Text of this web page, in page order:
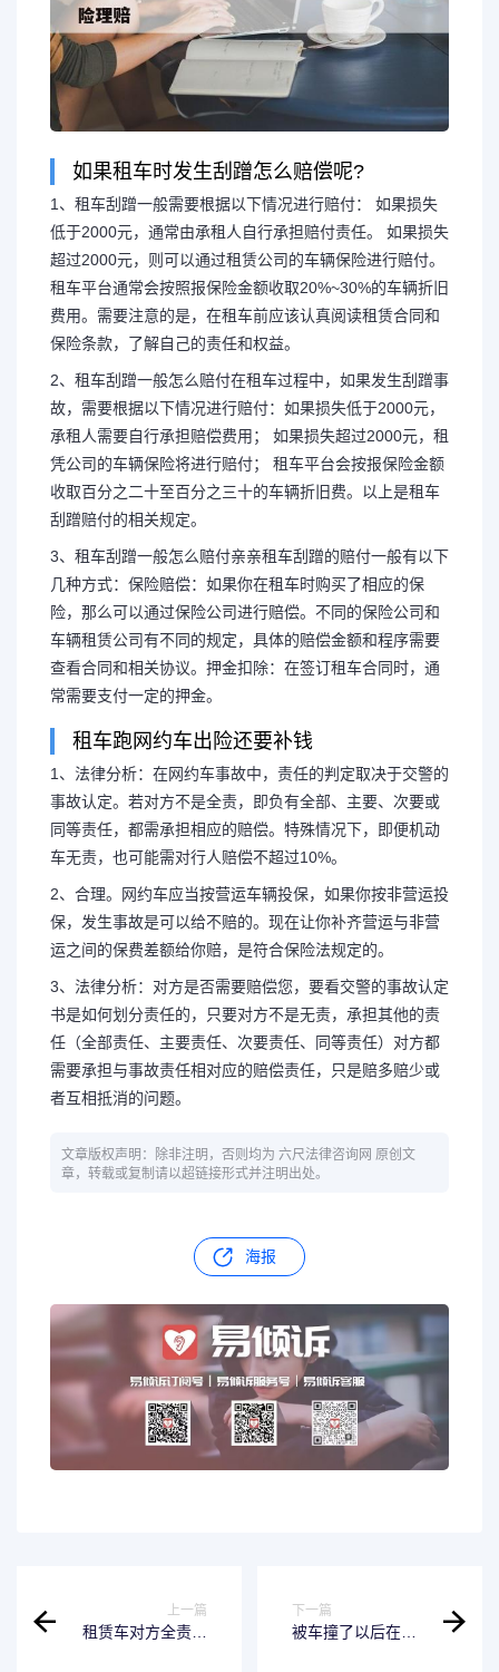
如果租车时发生刮蹭怎么赔偿呢?
1、租车刮蹭一般需要根据以下情况进行赔付： 如果损失
低于2000元，通常由承租人自行承担赔付责任。 如果损失
超过2000元，则可以通过租赁公司的车辆保险进行赔付。
租车平台通常会按照报保险金额收取20%~30%的车辆折旧
费用。需要注意的是，在租车前应该认真阅读租赁合同和
保险条款，了解自己的责任和权益。
2、租车刮蹭一般怎么赔付在租车过程中，如果发生刮蹭事
故，需要根据以下情况进行赔付：如果损失低于2000元，
承租人需要自行承担赔偿费用； 如果损失超过2000元，租
凭公司的车辆保险将进行赔付； 租车平台会按报保险金额
收取百分之二十至百分之三十的车辆折旧费。以上是租车
刮蹭赔付的相关规定。
3、租车刮蹭一般怎么赔付亲亲租车刮蹭的赔付一般有以下
几种方式：保险赔偿：如果你在租车时购买了相应的保
险，那么可以通过保险公司进行赔偿。不同的保险公司和
车辆租赁公司有不同的规定，具体的赔偿金额和程序需要
查看合同和相关协议。押金扣除：在签订租车合同时，通
常需要支付一定的押金。
租车跑网约车出险还要补钱
1、法律分析：在网约车事故中，责任的判定取决于交警的
事故认定。若对方不是全责，即负有全部、主要、次要或
同等责任，都需承担相应的赔偿。特殊情况下，即便机动
车无责，也可能需对行人赔偿不超过10%。
2、合理。网约车应当按营运车辆投保，如果你按非营运投
保，发生事故是可以给不赔的。现在让你补齐营运与非营
运之间的保费差额给你赔，是符合保险法规定的。
3、法律分析：对方是否需要赔偿您，要看交警的事故认定
书是如何划分责任的，只要对方不是无责，承担其他的责
任（全部责任、主要责任、次要责任、同等责任）对方都
需要承担与事故责任相对应的赔偿责任，只是赔多赔少或
者互相抵消的问题。
文章版权声明：除非注明，否则均为 六尺法律咨询网 原创文
章，转载或复制请以超链接形式并注明出处。
海报
上一篇
租赁车对方全责租
下一篇
被车撞了以后在家